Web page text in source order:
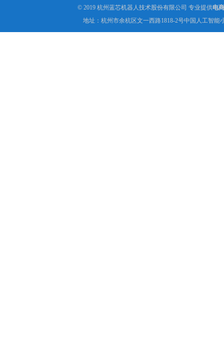
© 2019 杭州蓝芯机器人技术股份有限公司 专业提供电
地址：杭州市余杭区文一西路1818-2号中国人工智能